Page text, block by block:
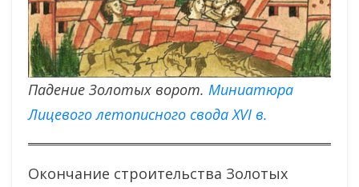
Падение Золотых ворот. Миниатюра
Лицевого летописного свода XVI в.
Окончание строительства Золотых